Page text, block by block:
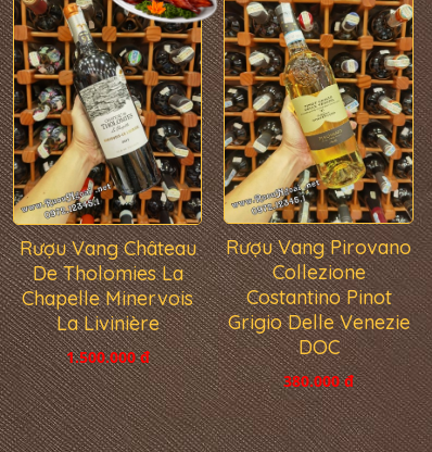
Rượu Vang Château
De Tholomies La
Chapelle Minervois
La Livinière
1.500.000 đ
Rượu Vang Pirovano
Collezione
Costantino Pinot
Grigio Delle Venezie
DOC
380.000 đ